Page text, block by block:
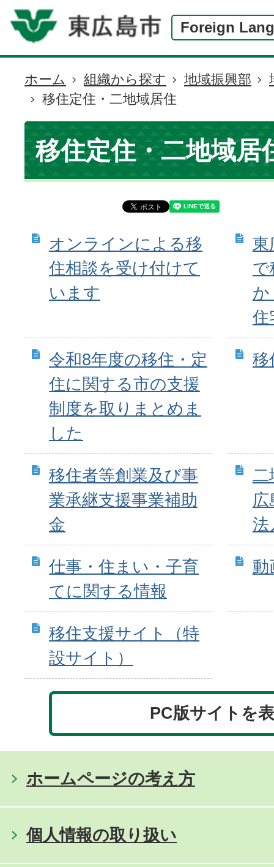
Foreign
現
在
の
位
置
ホーム 組織から探す 地域振興部
移住定住・二地域居住
移住定住・二地域居
オンラインによる移
住相談を受け付けて
います
東
で
か
住
令和8年度の移住・定
住に関する市の支援
制度を取りまとめま
した
移
移住者等創業及び事
業承継支援事業補助
金
二
法
仕事・住まい・子育
てに関する情報
動
移住支援サイト（特
設サイト）
PC版サイトを
ホームページの考え方
個人情報の取り扱い